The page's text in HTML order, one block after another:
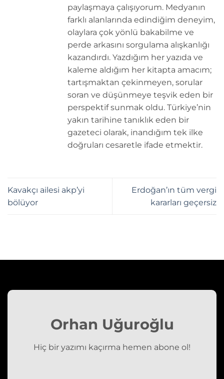
paylaşmaya çalışıyorum. Medyanın
farklı alanlarında edindiğim deneyim,
olaylara çok yönlü bakabilme ve
perde arkasını sorgulama alışkanlığı
kazandırdı. Yazdığım her yazıda ve
kaleme aldığım her kitapta amacım;
tartışmaktan çekinmeyen, sorular
soran ve düşünmeye teşvik eden bir
perspektif sunmak oldu. Türkiye’nin
yakın tarihine tanıklık eden bir
gazeteci olarak, inandığım tek ilke
doğruları cesaretle ifade etmektir.
Kavakçı ailesi akp’yi
bölüyor
Erdoğan’ın tüm vergi
kararları geçersiz
Orhan Uğuroğlu
Hiç bir yazımı kaçırma hemen abone ol!